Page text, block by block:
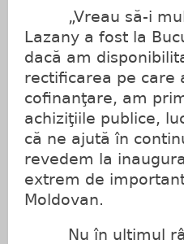
„Vreau să-i
Lazany a fost la
dacă am
rectificarea pe care
cofinanţare, am
achiziţiile publice,
că ne ajută în
revedem la
extrem de
Moldovan.
Nu în ultimul